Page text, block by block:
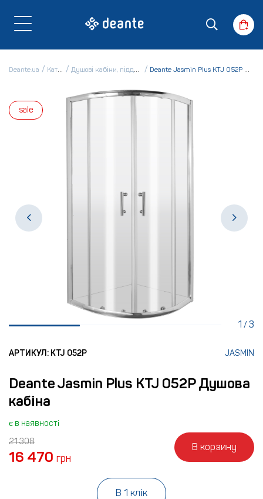
Deante.ua Каталог Душові кабіни, піддони і ванни Deante Jasmin Plus KTJ 052P Душова кабіна
sale
1 /3
АРТИКУЛ: KTJ 052P JASMIN
Deante Jasmin Plus KTJ 052P Душова
кабіна
є в наявності
21 308
16 470 грн
В корзину
В 1 клік